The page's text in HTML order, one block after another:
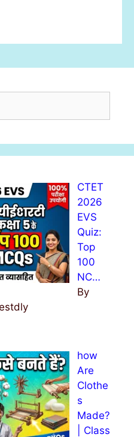
CTET
2026
EVS
Quiz:
Top
100
NC…
By
how
Are
Clothe
s
Made?
| Class